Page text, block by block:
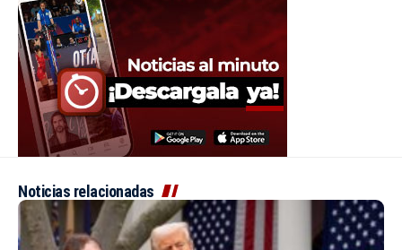
Noticias relacionadas